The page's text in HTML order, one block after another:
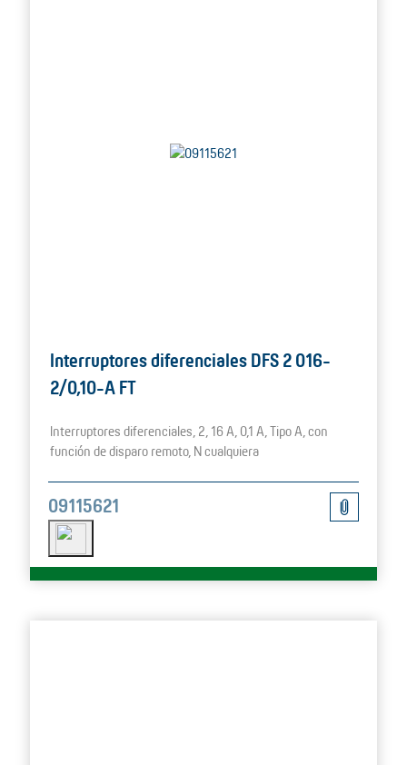
Interruptores diferenciales DFS 2 016-
2/0,10-A FT
Interruptores diferenciales, 2, 16 A, 0,1 A, Tipo A, con
función de disparo remoto, N cualquiera
09115621